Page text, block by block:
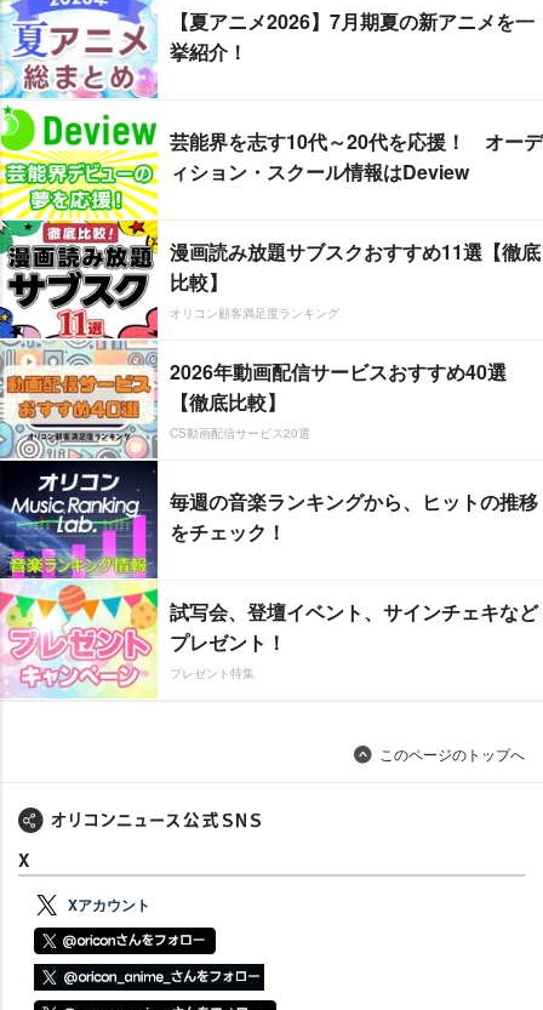
【夏アニメ2026】7月期夏の新アニメを一
挙紹介！
芸能界を志す10代～20代を応援！ オーデ
ィション・スクール情報はDeview
漫画読み放題サブスクおすすめ11選【徹底
比較】
オリコン顧客満足度ランキング
2026年動画配信サービスおすすめ40選
【徹底比較】
CS動画配信サービス20選
毎週の音楽ランキングから、ヒットの推移
をチェック！
試写会、登壇イベント、サインチェキなど
プレゼント！
プレゼント特集
このページのトップへ
X
Xアカウント